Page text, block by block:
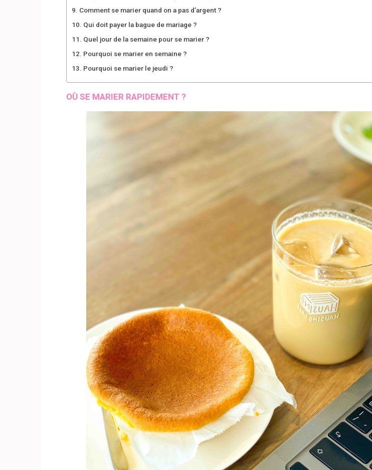
Comment se marier quand on a pas d’argent ?
Qui doit payer la bague de mariage ?
Quel jour de la semaine pour se marier ?
Pourquoi se marier en semaine ?
Pourquoi se marier le jeudi ?
OÙ SE MARIER RAPIDEMENT ?